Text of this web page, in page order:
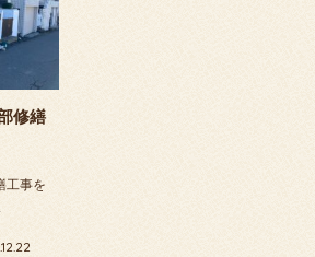
修繕
工事を